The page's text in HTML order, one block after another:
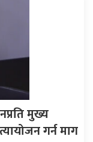
मुख्य
गर्न माग